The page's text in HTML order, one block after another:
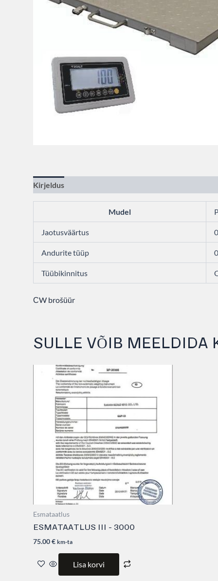
Kirjeldus
Mudel
Jaotusväärtus
Andurite tüüp
Tüübikinnitus
СW brošüür
SULLE VÕIB MEELDIDA
Esmataatlus
ESMATAATLUS III – 3000
75.00€ km-ta
Lisa korvi